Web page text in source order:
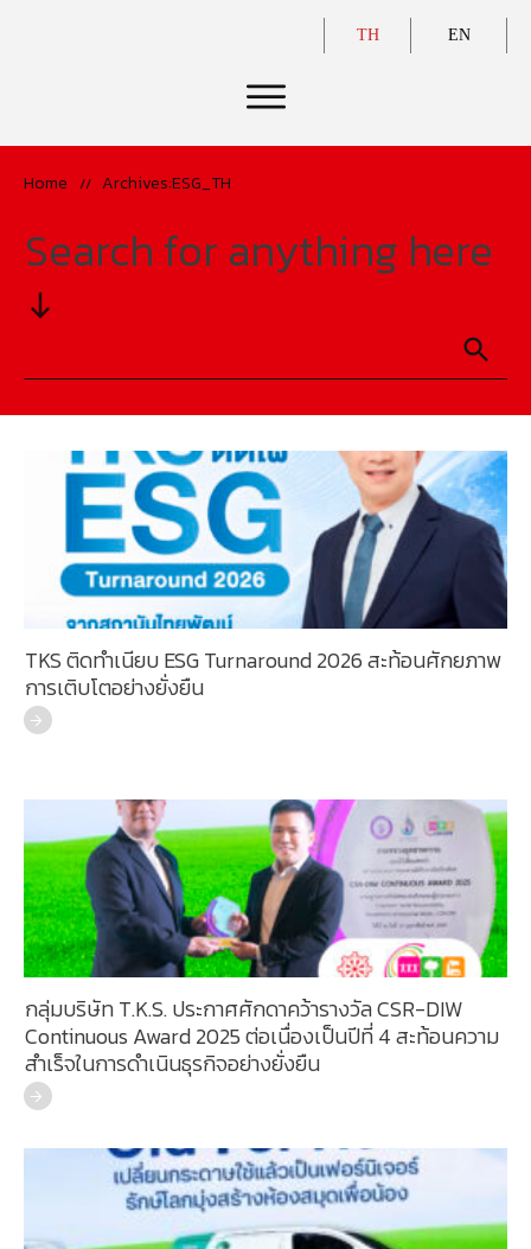
TH EN
Home // Archives:ESG_TH
Search for anything here
TKS ติดทำเนียบ ESG Turnaround 2026 สะท้อนศักยภาพ
การเติบโตอย่างยั่งยืน
กลุ่มบริษัท T.K.S. ประกาศศักดาคว้ารางวัล CSR-DIW
Continuous Award 2025 ต่อเนื่องเป็นปีที่ 4 สะท้อนความ
สำเร็จในการดำเนินธุรกิจอย่างยั่งยืน